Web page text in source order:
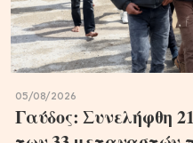
05/08/2026
Γαύδος: Συνελήφθη